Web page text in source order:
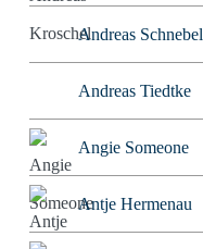
Andreas Schnebel
Andreas Tiedtke
Angie Someone
Antje Hermenau